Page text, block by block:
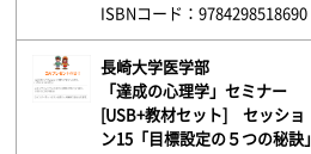
ISBNコード：9784298518690
長崎大学医学部
「達成の心理学」セミナー
[USB+教材セット] セッショ
ン15「目標設定の５つの秘訣」